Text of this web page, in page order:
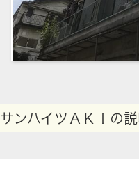
サンハイツＡＫＩの